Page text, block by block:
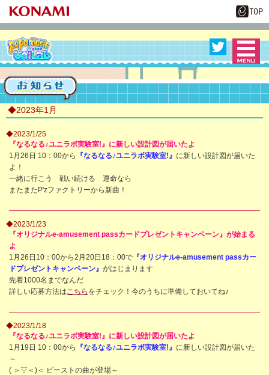
pop'n music UniL
ab
MENU
◆2023年1月
◆2023/1/25
『なるなる♪ユニラボ実験室!』に新しい設計図が届いたよ
1月26日 10：00から
『なるなる♪ユニラボ実験室!』 に新しい設計図が届いた
よ！
一緒に行こう 戦い続ける 運命なら
またまたP'zファクトリーから新曲！
◆2023/1/23
『オリジナルe-amusement passカードプレゼントキャンペーン』が始まる
よ
1月26日10：00から2月20日18：00で 『オリジナルe-amusement passカー
ドプレゼントキャンペーン』 がはじまります
先着1000名までなんだ
詳しい応募方法はこちら をチェック！今のうちに準備しておいてね♪
◆2023/1/18
『なるなる♪ユニラボ実験室!』に新しい設計図が届いたよ
1月19日 10：00から
『なるなる♪ユニラボ実験室!』 に新しい設計図が届いた
～
( ＞▽＜)＜ ビーストの曲が登場～